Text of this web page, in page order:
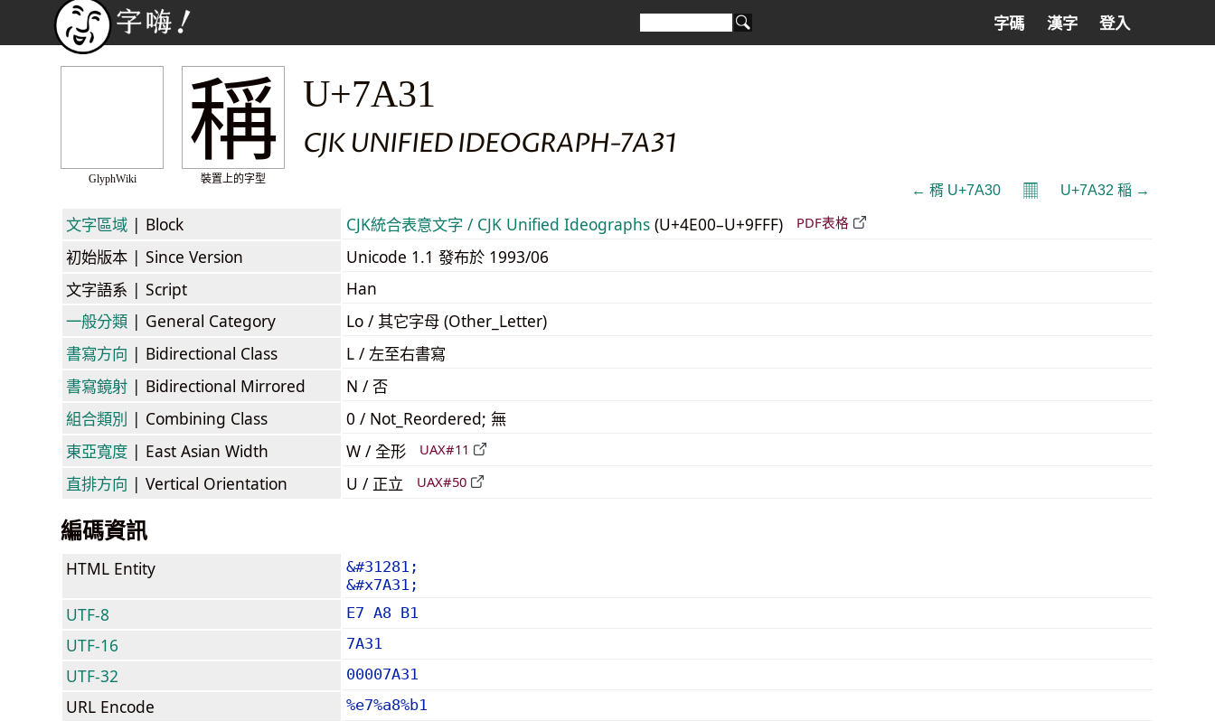
字碼 漢字 登入
GlyphWiki
稱
裝置上的字型
U+7A31
CJK UNIFIED IDEOGRAPH-7A31
← 稰 U+7A30 𝄜 U+7A32 稲 →
文字區域 | Block CJK統合表意文字 / CJK Unified Ideographs (U+4E00–U+9FFF) PDF表格
初始版本 | Since Version
Unicode 1.1 發布於 1993/06
文字語系 | Script
Han
一般分類 | General Category
Lo / 其它字母 (Other_Letter)
書寫方向 | Bidirectional Class
L / 左至右書寫
書寫鏡射 | Bidirectional Mirrored
N / 否
組合類別 | Combining Class
0 / Not_Reordered; 無
東亞寬度 | East Asian Width W / 全形 UAX#11
直排方向 | Vertical Orientation U / 正立 UAX#50
編碼資訊
HTML Entity
&#31281;
&#x7A31;
UTF-8 E7 A8 B1
UTF-16 7A31
UTF-32 00007A31
URL Encode %e7%a8%b1